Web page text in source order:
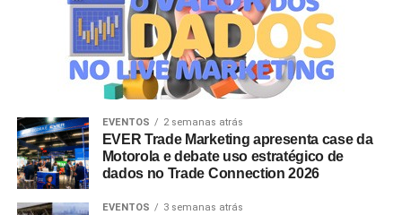
EVENTOS 2 semanas atrás
EVER Trade Marketing apresenta case da
Motorola e debate uso estratégico de
dados no Trade Connection 2026
EVENTOS 3 semanas atrás